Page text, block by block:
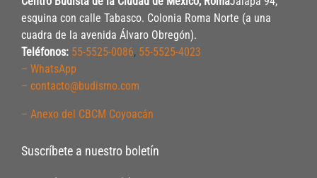
esquina con calle Tabasco. Colonia Roma Norte (a una
cuadra de la avenida Álvaro Obregón).
Teléfonos: 55-5525-0086, 55-5525-4023
– WhatsApp
– contacto@budismo.com
– Anexo del CBCM Coyoacán
Suscríbete a nuestro boletín